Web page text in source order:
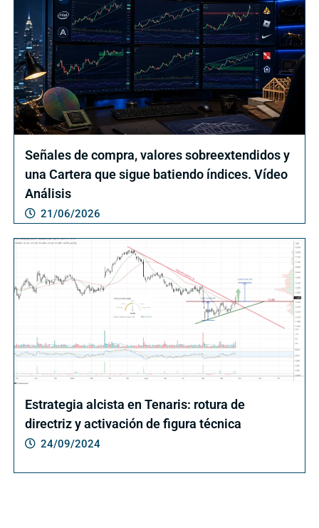
Señales de compra, valores sobreextendidos y
una Cartera que sigue batiendo índices. Vídeo
Análisis
21/06/2026
Estrategia alcista en Tenaris: rotura de
directriz y activación de figura técnica
24/09/2024